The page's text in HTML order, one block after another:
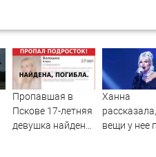
Пропавшая в
Пскове 17-летняя
девушка найдена
Ханна
вещи у нее